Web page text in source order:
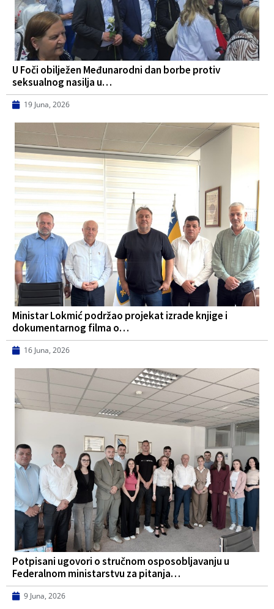
U Foči obilježen Međunarodni dan borbe protiv
seksualnog nasilja u…
19 Juna, 2026
Ministar Lokmić podržao projekat izrade knjige i
dokumentarnog filma o…
16 Juna, 2026
Potpisani ugovori o stručnom osposobljavanju u
Federalnom ministarstvu za pitanja…
9 Juna, 2026